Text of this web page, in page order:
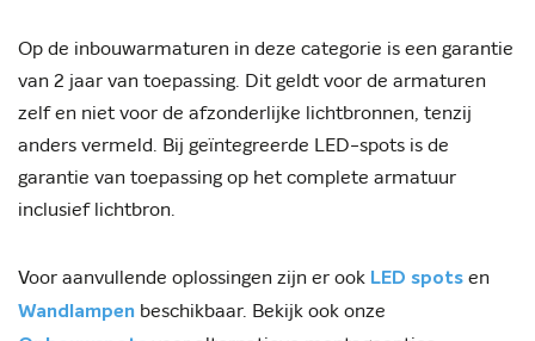
Op de inbouwarmaturen in deze categorie is een garantie
van 2 jaar van toepassing. Dit geldt voor de armaturen
zelf en niet voor de afzonderlijke lichtbronnen, tenzij
anders vermeld. Bij geïntegreerde LED-spots is de
garantie van toepassing op het complete armatuur
inclusief lichtbron.
Voor aanvullende oplossingen zijn er ook LED spots en
Wandlampen beschikbaar. Bekijk ook onze